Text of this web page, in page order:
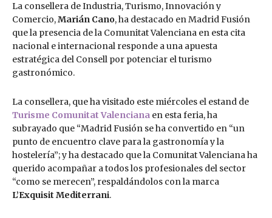
La consellera de Industria, Turismo, Innovación y
Comercio,Marián Cano, ha destacado en Madrid Fusión
que la presencia de la Comunitat Valenciana en esta cita
nacional e internacional responde a una apuesta
estratégica del Consell por potenciar el turismo
gastronómico.
La consellera, que ha visitado este miércoles el estand de
Turisme Comunitat Valenciana en esta feria, ha
subrayado que “Madrid Fusión se ha convertido en “un
punto de encuentro clave para la gastronomía y la
hostelería”; y ha destacado que la Comunitat Valenciana ha
querido acompañar a todos los profesionales del sector
“como se merecen”, respaldándolos con la marca
L’Exquisit Mediterrani.